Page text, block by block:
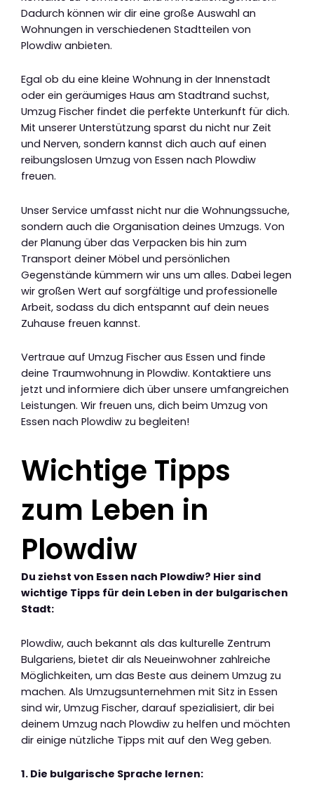
Dadurch können wir dir eine große Auswahl an
Wohnungen in verschiedenen Stadtteilen von
Plowdiw anbieten.
Egal ob du eine kleine Wohnung in der Innenstadt
oder ein geräumiges Haus am Stadtrand suchst,
Umzug Fischer findet die perfekte Unterkunft für dich.
Mit unserer Unterstützung sparst du nicht nur Zeit
und Nerven, sondern kannst dich auch auf einen
reibungslosen Umzug von Essen nach Plowdiw
freuen.
Unser Service umfasst nicht nur die Wohnungssuche,
sondern auch die Organisation deines Umzugs. Von
der Planung über das Verpacken bis hin zum
Transport deiner Möbel und persönlichen
Gegenstände kümmern wir uns um alles. Dabei legen
wir großen Wert auf sorgfältige und professionelle
Arbeit, sodass du dich entspannt auf dein neues
Zuhause freuen kannst.
Vertraue auf Umzug Fischer aus Essen und finde
deine Traumwohnung in Plowdiw. Kontaktiere uns
jetzt und informiere dich über unsere umfangreichen
Leistungen. Wir freuen uns, dich beim Umzug von
Essen nach Plowdiw zu begleiten!
Wichtige Tipps
zum Leben in
Plowdiw
Du ziehst von Essen nach Plowdiw? Hier sind
wichtige Tipps für dein Leben in der bulgarischen
Stadt:
Plowdiw, auch bekannt als das kulturelle Zentrum
Bulgariens, bietet dir als Neueinwohner zahlreiche
Möglichkeiten, um das Beste aus deinem Umzug zu
machen. Als Umzugsunternehmen mit Sitz in Essen
sind wir, Umzug Fischer, darauf spezialisiert, dir bei
deinem Umzug nach Plowdiw zu helfen und möchten
dir einige nützliche Tipps mit auf den Weg geben.
1. Die bulgarische Sprache lernen: